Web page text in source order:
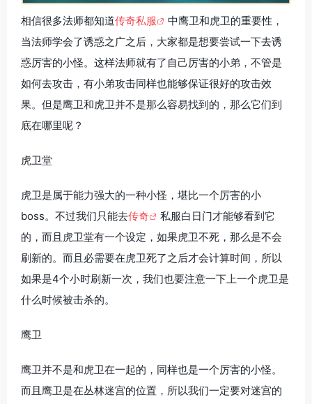
相信很多法师都知道传奇私服
中鹰卫和虎卫的重要性，
当法师学会了诱惑之广之后，大家都是想要尝试一下去诱
惑厉害的小怪。这样法师就有了自己厉害的小弟，不管是
如何去攻击，有小弟攻击同样也能够保证很好的攻击效
果。但是鹰卫和虎卫并不是那么容易找到的，那么它们到
底在哪里呢？
虎卫堂
虎卫是属于能力强大的一种小怪，堪比一个厉害的小
boss。不过我们只能去传奇
私服白日门才能够看到它
的，而且虎卫堂有一个设定，如果虎卫不死，那么是不会
刷新的。而且必需要在虎卫死了之后才会计算时间，所以
如果是4个小时刷新一次，我们也要注意一下上一个虎卫是
什么时候被击杀的。
鹰卫
鹰卫并不是和虎卫在一起的，同样也是一个厉害的小怪。
而且鹰卫是在丛林迷宫的位置，所以我们一定要对迷宫的